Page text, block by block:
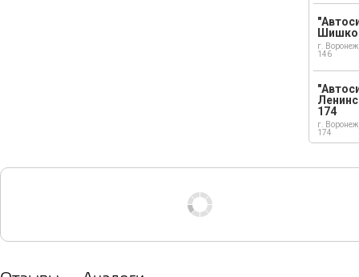
г.
146
174
г.
174